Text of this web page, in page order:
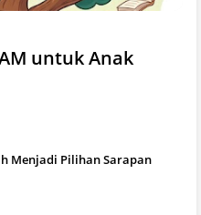
untuk Anak
Menjadi Pilihan Sarapan